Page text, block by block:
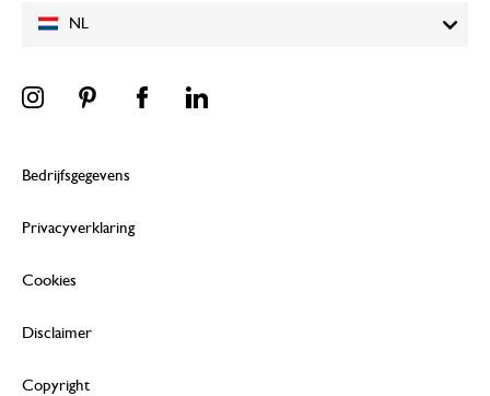
NL
Bedrijfsgegevens
Privacyverklaring
Cookies
Disclaimer
Copyright